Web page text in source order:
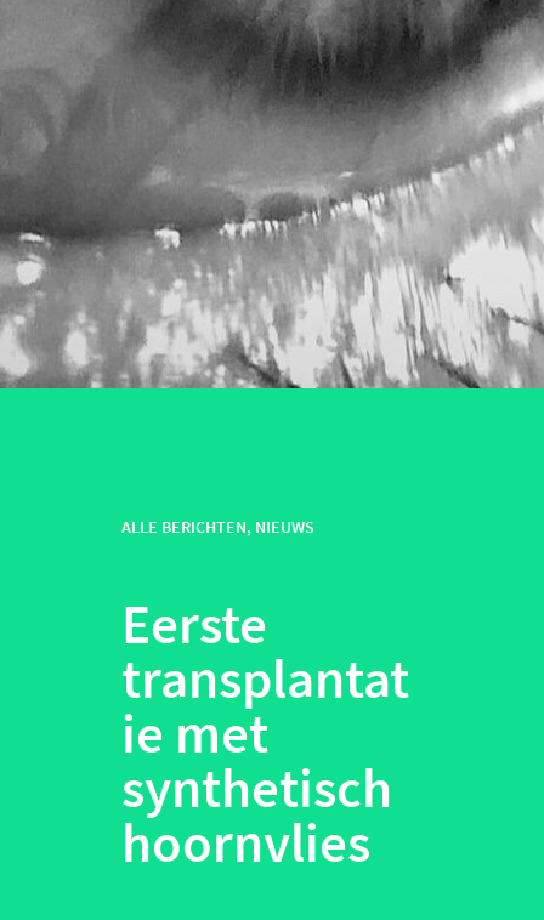
ALLE BERICHTEN, NIEUWS
Eerste
transplantat
ie met
synthetisch
hoornvlies